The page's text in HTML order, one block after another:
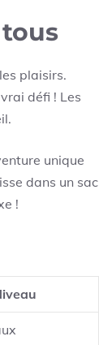
plaisirs.
défi ! Les
unique
dans un sac
!